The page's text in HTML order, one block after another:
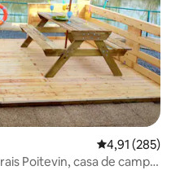
4,91 de uma
4,91 (285)
Poitevin, casa de campo